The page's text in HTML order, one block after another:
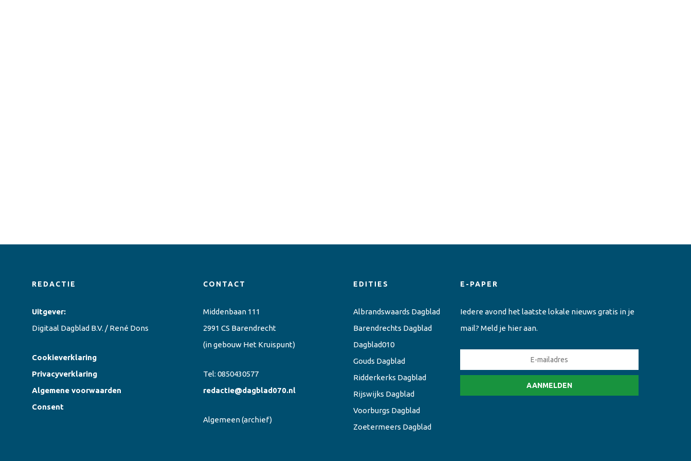
REDACTIE
Uitgever:
Digitaal Dagblad B.V. / René Dons
Cookieverklaring
Privacyverklaring
Algemene voorwaarden
Consent
CONTACT
Middenbaan 111
2991 CS Barendrecht
(in gebouw Het Kruispunt)
Tel: 0850430577
redactie@dagblad070.nl
Algemeen(archief)
EDITIES
Albrandswaards Dagblad
Barendrechts Dagblad
Dagblad010
Gouds Dagblad
Ridderkerks Dagblad
Rijswijks Dagblad
Voorburgs Dagblad
Zoetermeers Dagblad
E-PAPER
Iedere avond het laatste lokale nieuws gratis in je
mail? Meld je hier aan.